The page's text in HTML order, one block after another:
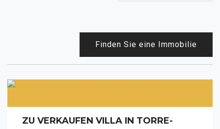
Finden Sie eine Immobilie
ZU VERKAUFEN VILLA IN TORRE-